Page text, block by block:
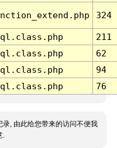
324
211
62
94
76
录, 由此给您带来的访问不便我
.